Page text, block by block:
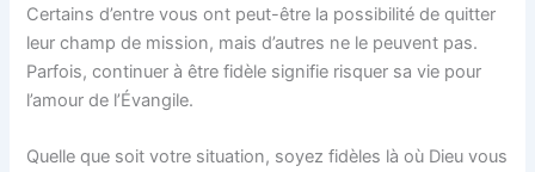
Certains d’entre vous ont peut-être la possibilité de quitter
leur champ de mission, mais d’autres ne le peuvent pas.
Parfois, continuer à être fidèle signifie risquer sa vie pour
l’amour de l’Évangile.
Quelle que soit votre situation, soyez fidèles là où Dieu vous